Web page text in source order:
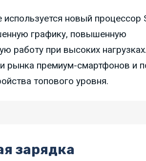
используется новый процессор
графику, повышенную
работу при высоких
рынка премиум-смартфонов и
топового уровня.
зарядка